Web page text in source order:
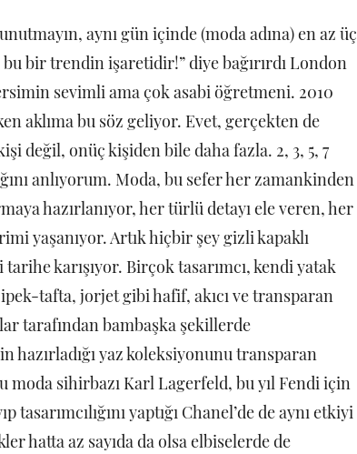
aynı gün içinde (moda adına) en az üç
bu bir trendin işaretidir!” diye bağırırdı London
sevimli ama çok asabi öğretmeni. 2010
aklıma bu söz geliyor. Evet, gerçekten de
değil, onüç kişiden bile daha fazla. 2, 3, 5, 7
anlıyorum. Moda, bu sefer her zamankinden
hazırlanıyor, her türlü detayı ele veren, her
yaşanıyor. Artık hiçbir şey gizli kapaklı
karışıyor. Birçok tasarımcı, kendi yatak
tafta, jorjet gibi hafif, akıcı ve transparan
tarafından bambaşka şekillerde
hazırladığı yaz koleksiyonunu transparan
moda sihirbazı Karl Lagerfeld, bu yıl Fendi için
tasarımcılığını yaptığı Chanel’de de aynı etkiyi
hatta az sayıda da olsa elbiselerde de